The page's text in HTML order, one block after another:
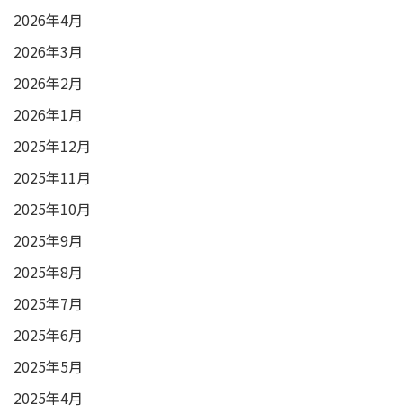
2026年4月
2026年3月
2026年2月
2026年1月
2025年12月
2025年11月
2025年10月
2025年9月
2025年8月
2025年7月
2025年6月
2025年5月
2025年4月